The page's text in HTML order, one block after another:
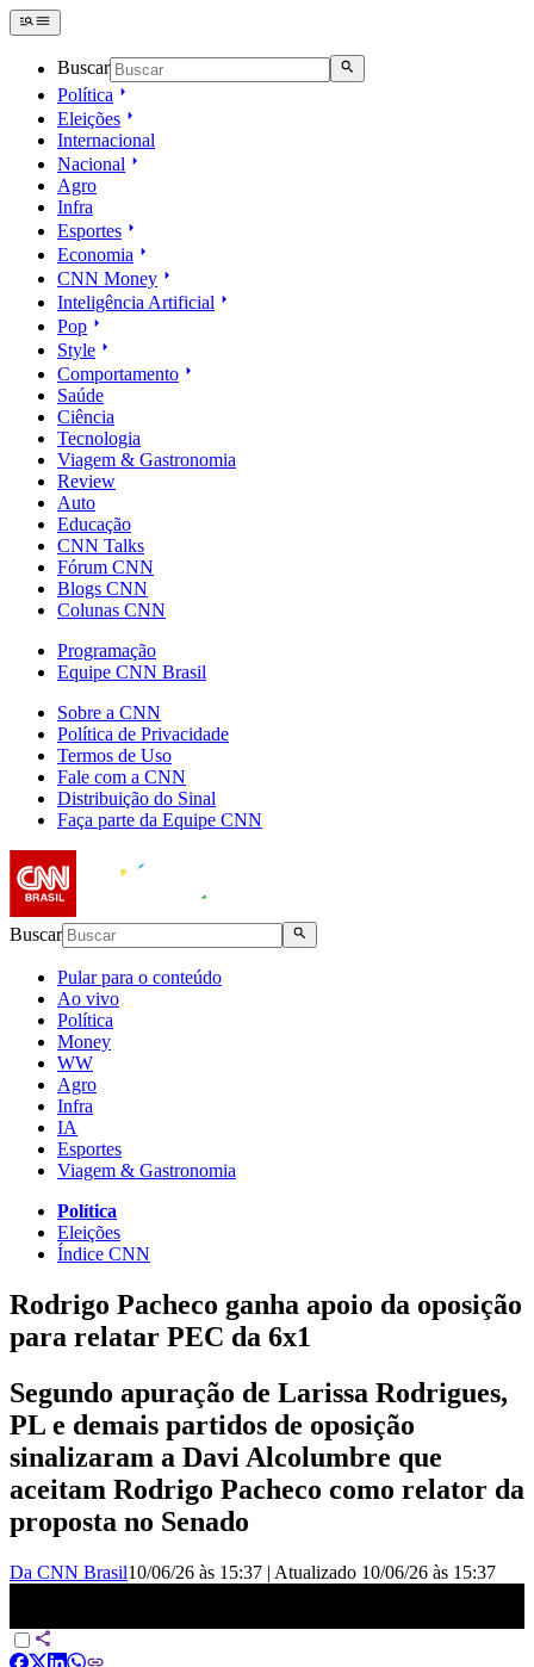
Buscar
Política
Eleições
Internacional
Nacional
Agro
Infra
Esportes
Economia
CNN Money
Inteligência Artificial
Pop
Style
Comportamento
Saúde
Ciência
Tecnologia
Viagem & Gastronomia
Review
Auto
Educação
CNN Talks
Fórum CNN
Blogs CNN
Colunas CNN
Programação
Equipe CNN Brasil
Sobre a CNN
Política de Privacidade
Termos de Uso
Fale com a CNN
Distribuição do Sinal
Faça parte da Equipe CNN
Buscar
Pular para o conteúdo
Ao vivo
Política
Money
WW
Agro
Infra
IA
Esportes
Viagem & Gastronomia
Política
Eleições
Índice CNN
Rodrigo Pacheco ganha apoio da oposição
para relatar PEC da 6x1
Segundo apuração de Larissa Rodrigues,
PL e demais partidos de oposição
sinalizaram a Davi Alcolumbre que
aceitam Rodrigo Pacheco como relator da
proposta no Senado
Da CNN Brasil10/06/26 às 15:37 | Atualizado 10/06/26 às 15:37